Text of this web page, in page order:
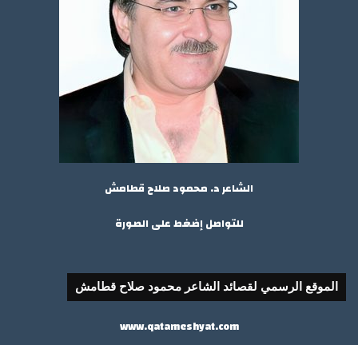
الشاعر د. محمود صلاح قطامش
للتواصل إضغط على الصورة
الموقع الرسمي لقصائد الشاعر محمود صلاح قطامش
www.qatameshyat.com